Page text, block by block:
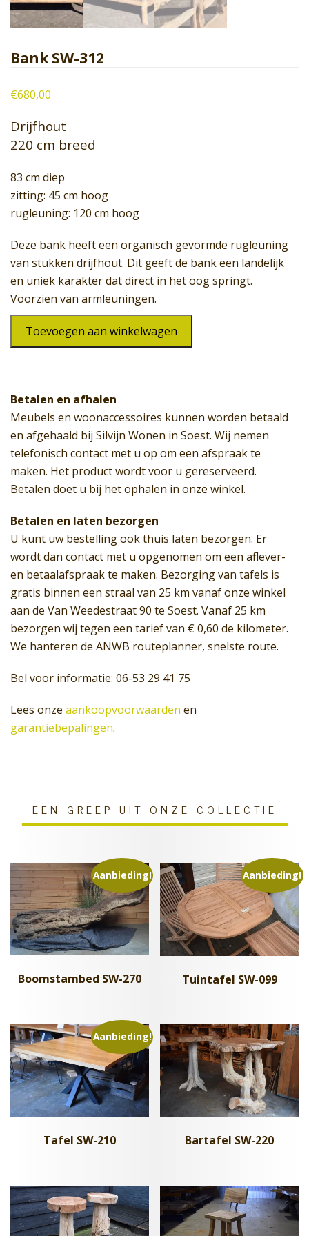
Bank SW-312
€680,00
Drijfhout
220 cm breed
83 cm diep
zitting: 45 cm hoog
rugleuning: 120 cm hoog
Deze bank heeft een organisch gevormde rugleuning
van stukken drijfhout. Dit geeft de bank een landelijk
en uniek karakter dat direct in het oog springt.
Voorzien van armleuningen.
SW-Toevoegen aan winkelwagen
Betalen en afhalen
Meubels en woonaccessoires kunnen worden betaald
en afgehaald bij Silvijn Wonen in Soest. Wij nemen
telefonisch contact met u op om een afspraak te
maken. Het product wordt voor u gereserveerd.
Betalen doet u bij het ophalen in onze winkel.
Betalen en laten bezorgen
U kunt uw bestelling ook thuis laten bezorgen. Er
wordt dan contact met u opgenomen om een aflever-
en betaalafspraak te maken. Bezorging van tafels is
gratis binnen een straal van 25 km vanaf onze winkel
aan de Van Weedestraat 90 te Soest. Vanaf 25 km
bezorgen wij tegen een tarief van € 0,60 de kilometer.
We hanteren de ANWB routeplanner, snelste route.
Bel voor informatie: 06-53 29 41 75
Lees onze aankoopvoorwaarden en
garantiebepalingen.
EEN GREEP UIT ONZE COLLECTIE
Aanbieding!
Boomstambed SW-270
Aanbieding!
Tuintafel SW-099
Aanbieding!
Tafel SW-210 Bartafel SW-220